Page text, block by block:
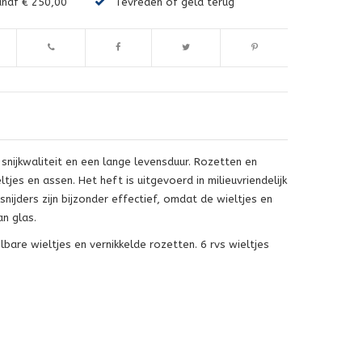
en een lange levensduur. Rozetten en
en assen. Het heft is uitgevoerd in milieuvriendelijk
zijn bijzonder effectief, omdat de wieltjes en
glas.
wieltjes en vernikkelde rozetten. 6 rvs wieltjes